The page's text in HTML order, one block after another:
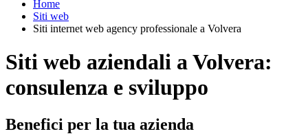
Home
Siti web
Siti internet web agency professionale a Volvera
Siti web aziendali a Volvera:
consulenza e sviluppo
Benefici per la tua azienda